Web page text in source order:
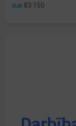
EUR 83 150